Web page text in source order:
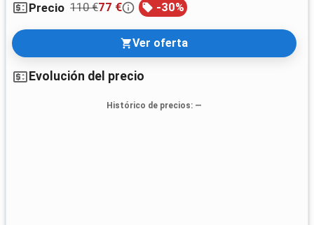
Precio 110 €77 € -30%
Ver oferta
Evolución del precio
Histórico de precios: —